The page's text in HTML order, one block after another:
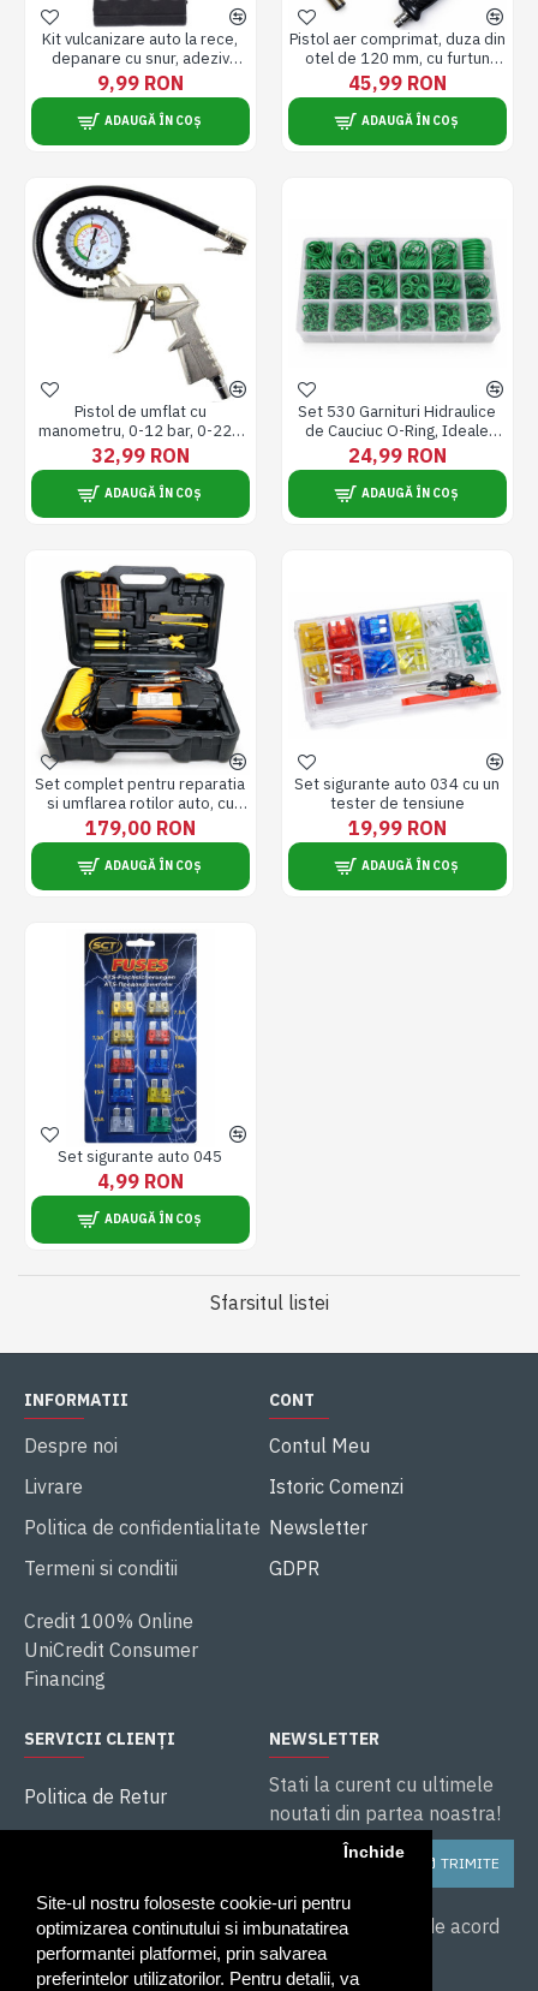
Site-ul nostru foloseste cookie-uri pentru
optimizarea continutului si imbunatatirea
performantei platformei, prin salvarea
preferintelor utilizatorilor. Pentru detalii, va
Închide
Kit vulcanizare auto la rece,
depanare cu snur, adeziv
cauciuc, reparare anvelope
9,99 RON
ADAUGĂ ÎN COȘ
Pistol aer comprimat, duza din
otel de 120 mm, cu furtun
spiralat 5m, negru
45,99 RON
ADAUGĂ ÎN COȘ
Pistol de umflat cu
manometru, 0-12 bar, 0-220
PSI, furtun de 35 cm
32,99 RON
ADAUGĂ ÎN COȘ
Set 530 Garnituri Hidraulice
de Cauciuc O-Ring, Ideale
Pentru Masini, Utilaje, Instalatii
sub Presiune, Rezistente la
Temperaturi, Marimi
Universale, Verzi
24,99 RON
ADAUGĂ ÎN COȘ
Set complet pentru reparatia
si umflarea rotilor auto, cu
compresor de aer cu 2 cilindri,
duze de umflare, cutit utilitar,
unelte de reparare a
anvelopelor, surubelnita si
179,00 RON
ADAUGĂ ÎN COȘ
Set sigurante auto 034 cu un
tester de tensiune
19,99 RON
ADAUGĂ ÎN COȘ
Set sigurante auto 045
4,99 RON
ADAUGĂ ÎN COȘ
Sfarsitul listei
INFORMATII
Despre noi
Livrare
Politica de confidentialitate
Termeni si conditii
Credit 100% Online
UniCredit Consumer
Financing
CONT
Contul Meu
Istoric Comenzi
Newsletter
GDPR
SERVICII CLIENȚI
Politica de Retur
ANPC
Service și Garanție
NEWSLETTER
Stati la curent cu ultimele
noutati din partea noastra!
TRIMITE
Am citit și sunt de acord
cu
Politica de